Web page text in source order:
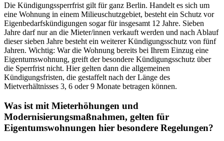
Die Kündigungssperrfrist gilt für ganz Berlin. Handelt es sich um
eine Wohnung in einem Milieuschutzgebiet, besteht ein Schutz vor
Eigenbedarfskündigungen sogar für insgesamt 12 Jahre. Sieben
Jahre darf nur an die Mieter/innen verkauft werden und nach Ablauf
dieser sieben Jahre besteht ein weiterer Kündigungsschutz von fünf
Jahren. Wichtig: War die Wohnung bereits bei Ihrem Einzug eine
Eigentumswohnung, greift der besondere Kündigungsschutz über
die Sperrfrist nicht. Hier gelten dann die allgemeinen
Kündigungsfristen, die gestaffelt nach der Länge des
Mietverhältnisses 3, 6 oder 9 Monate betragen können.
Was ist mit Mieterhöhungen und
Modernisierungsmaßnahmen, gelten für
Eigentumswohnungen hier besondere Regelungen?